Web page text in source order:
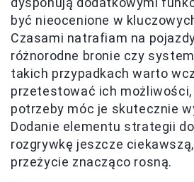
być nieocenione w
Czasami natrafiam na
różnorodne bronie czy
takich przypadkach warto
przetestować ich możliwości,
potrzeby móc je skutecznie
Dodanie elementu strategii
rozgrywkę jeszcze
przeżycie znacząco rosną.